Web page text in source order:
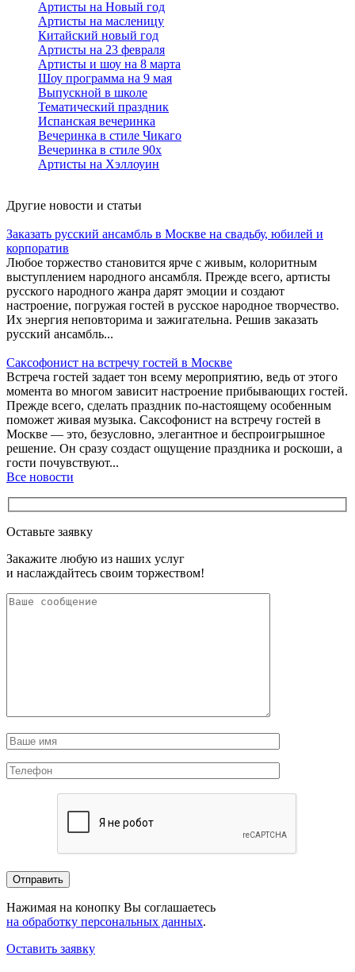
Артисты на Новый год
Артисты на масленицу
Китайский новый год
Артисты на 23 февраля
Артисты и шоу на 8 марта
Шоу программа на 9 мая
Выпускной в школе
Тематический праздник
Испанская вечеринка
Вечеринка в стиле Чикаго
Вечеринка в стиле 90х
Артисты на Хэллоуин
Другие новости и статьи
Заказать русский ансамбль в Москве на свадьбу, юбилей и
корпоратив
Любое торжество становится ярче с живым, колоритным
выступлением народного ансамбля. Прежде всего, артисты
русского народного жанра дарят эмоции и создают
настроение, погружая гостей в русское народное творчество.
Их энергия неповторима и зажигательна. Решив заказать
русский ансамбль...
Саксофонист на встречу гостей в Москве
Встреча гостей задает тон всему мероприятию, ведь от этого
момента во многом зависит настроение прибывающих гостей.
Прежде всего, сделать праздник по-настоящему особенным
поможет живая музыка. Саксофонист на встречу гостей в
Москве — это, безусловно, элегантное и беспроигрышное
решение. Он сразу создаст ощущение праздника и роскоши, а
гости почувствуют...
Все новости
Оставьте заявку
Закажите любую из наших услуг
и наслаждайтесь своим торжеством!
Нажимая на конопку Вы соглашаетесь
на обработку персональных данных.
Оставить заявку